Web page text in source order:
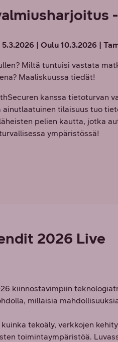
| Oulu 10.3.2026 |
Miltä tuntuisi vastata
Maaliskuussa tiedät!
kanssa tietoturvan
ainutlaatuinen tilaisuus tuo
pelien kautta, jotka
ympäristössä!
2026 Live
kiinnostavimpiin
millaisia
tekoäly, verkkojen
toimintaympäristöä.